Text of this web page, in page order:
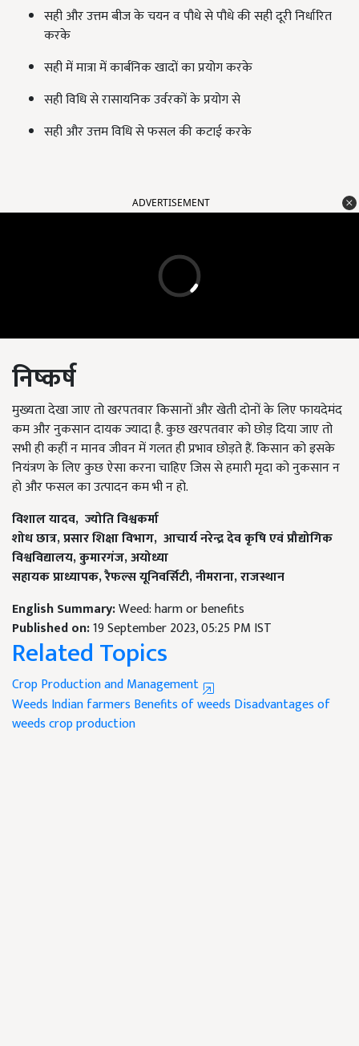
सही और उत्तम बीज के चयन व पौधे से पौधे की सही दूरी निर्धारित
करके
सही में मात्रा में कार्बनिक खादों का प्रयोग करके
सही विधि से रासायनिक उर्वरकों के प्रयोग से
सही और उत्तम विधि से फसल की कटाई करके
ADVERTISEMENT
निष्कर्ष
मुख्यता देखा जाए तो खरपतवार किसानों और खेती दोनों के लिए फायदेमंद
कम और नुकसान दायक ज्यादा है. कुछ खरपतवार को छोड़ दिया जाए तो
सभी ही कहीं न मानव जीवन में गलत ही प्रभाव छोड़ते हैं. किसान को इसके
नियंत्रण के लिए कुछ ऐसा करना चाहिए जिस से हमारी मृदा को नुकसान न
हो और फसल का उत्पादन कम भी न हो.
विशाल यादव, ज्योति विश्वकर्मा
शोध छात्र,प्रसार शिक्षा विभाग, आचार्य नरेन्द्र देव कृषि एवं प्रौद्योगिक
विश्वविद्यालय,कुमारगंज,अयोध्या
सहायक प्राध्यापक,रैफल्स यूनिवर्सिटी,नीमराना,राजस्थान
English Summary:Weed: harm or benefits
Published on:19 September 2023, 05:25 PM IST
Related Topics
Crop Production and Management
Weeds Indian farmers Benefits of weeds Disadvantages of
weedscrop production